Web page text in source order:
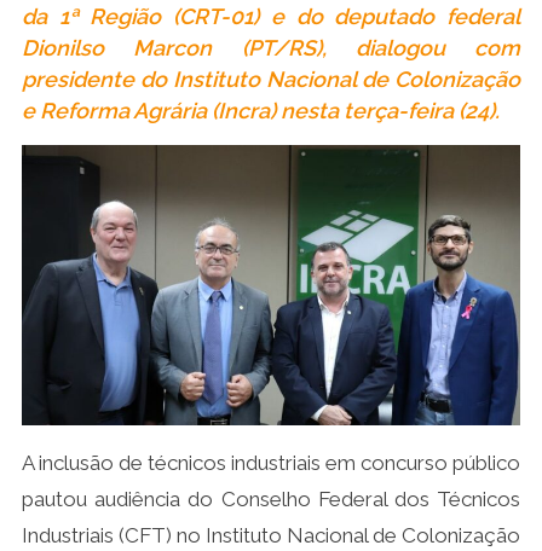
da 1ª Região (CRT-01) e do deputado federal
Dionilso Marcon (PT/RS), dialogou com
presidente do Instituto Nacional de Colonização
e Reforma Agrária (Incra) nesta terça-feira (24).
A inclusão de técnicos industriais em concurso público
pautou audiência do Conselho Federal dos Técnicos
Industriais (CFT) no Instituto Nacional de Colonização